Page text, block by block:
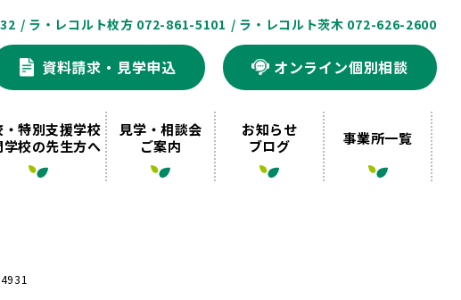
/ ラ・レコルト枚方 072-861-5101 / ラ・レコルト茨木 072-626-2600
資料請求・見学申込 オンライン個別相談
・特別支援学校
学校の先生方へ
見学・相談会
ご案内
お知らせ
ブログ
事業所一覧